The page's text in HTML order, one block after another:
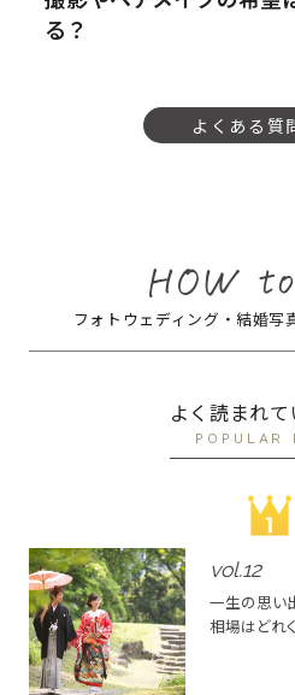
る？
よくある質
フォトウェディング・結婚写
よく読まれ
POPULAR
vol.12
一生の思い
相場はどれ